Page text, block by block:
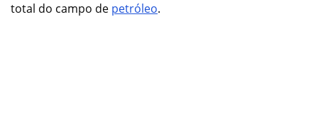
total do campo de petróleo.